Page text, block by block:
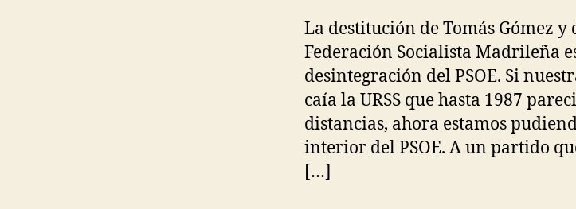
La destitución de Tomás Gómez y
Federación Socialista Madrileña
desintegración del PSOE. Si
caía la URSS que hasta 1987
distancias, ahora estamos
interior del PSOE. A un partido
[…]